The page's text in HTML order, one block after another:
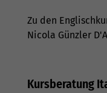
Zu den
Nicola Günzler
Kursberatung